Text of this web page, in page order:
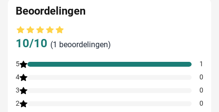
Beoordelingen
Gemiddelde beoordeling: 10 van 10
10/10 (1 beoordelingen)
5
1
4
0
3
0
2
0